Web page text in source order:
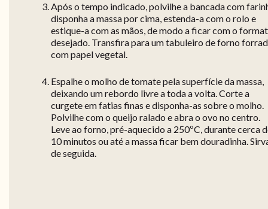
Após o tempo indicado, polvilhe a bancada com
disponha a massa por cima, estenda-a com o rolo e
estique-a com as mãos, de modo a ficar com o
desejado. Transfira para um tabuleiro de forno
com papel vegetal.
Espalhe o molho de tomate pela superfície da massa,
deixando um rebordo livre a toda a volta. Corte a
curgete em fatias finas e disponha-as sobre o molho.
Polvilhe com o queijo ralado e abra o ovo no centro.
Leve ao forno, pré-aquecido a 250ºC, durante cerca
10 minutos ou até a massa ficar bem douradinha.
de seguida.